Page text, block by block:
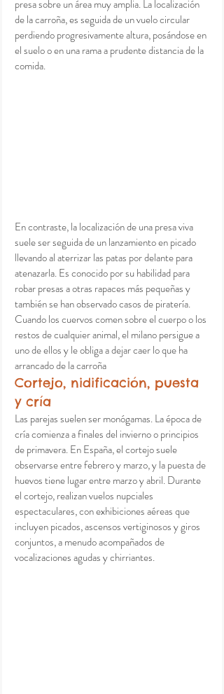
presa sobre un área muy amplia. La localización
de la carroña, es seguida de un vuelo circular
perdiendo progresivamente altura, posándose en
el suelo o en una rama a prudente distancia de la
comida.
En contraste, la localización de una presa viva
suele ser seguida de un lanzamiento en picado
llevando al aterrizar las patas por delante para
atenazarla. Es conocido por su habilidad para
robar presas a otras rapaces más pequeñas y
también se han observado casos de piratería.
Cuando los cuervos comen sobre el cuerpo o los
restos de cualquier animal, el milano persigue a
uno de ellos y le obliga a dejar caer lo que ha
arrancado de la carroña
Cortejo, nidificación, puesta
y cría
Las parejas suelen ser monógamas. La época de
cría comienza a finales del invierno o principios
de primavera. En España, el cortejo suele
observarse entre febrero y marzo, y la puesta de
huevos tiene lugar entre marzo y abril. Durante
el cortejo, realizan vuelos nupciales
espectaculares, con exhibiciones aéreas que
incluyen picados, ascensos vertiginosos y giros
conjuntos, a menudo acompañados de
vocalizaciones agudas y chirriantes.